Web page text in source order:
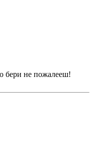
бери не пожалееш!